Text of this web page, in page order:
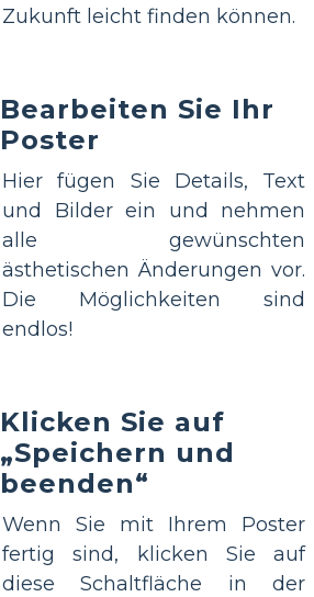
Zukunft leicht finden können.
Bearbeiten Sie Ihr
Poster
Hier fügen Sie Details, Text
und Bilder ein und nehmen
alle gewünschten
ästhetischen Änderungen vor.
Die Möglichkeiten sind
endlos!
Klicken Sie auf
„Speichern und
beenden“
Wenn Sie mit Ihrem Poster
fertig sind, klicken Sie auf
diese Schaltfläche in der